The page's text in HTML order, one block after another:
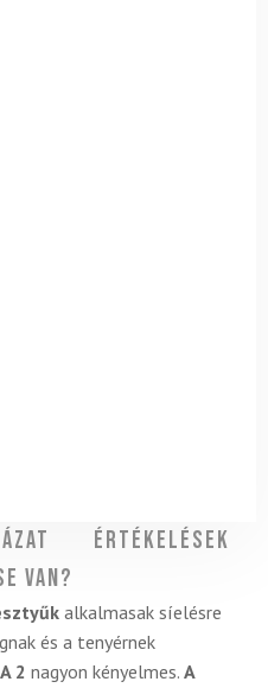
Értékelések
van?
alkalmasak síelésre
és a tenyérnek
2 nagyon kényelmes. A